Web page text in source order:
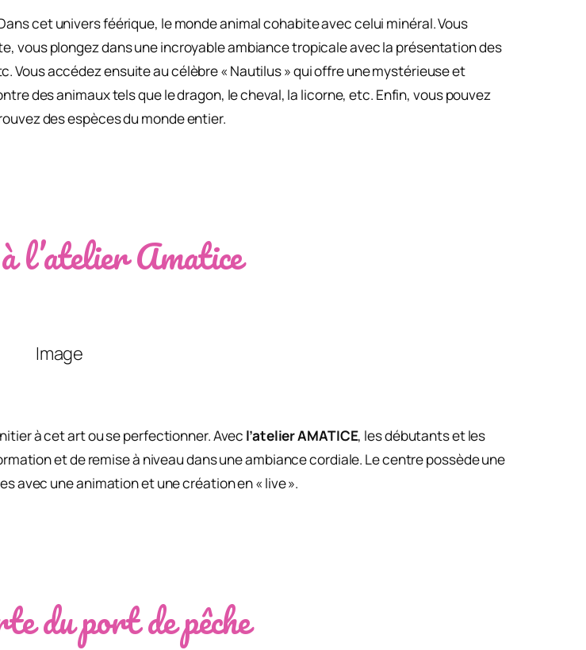
cet univers féérique, le monde animal cohabite avec celui minéral. Vous
vous plongez dans une incroyable ambiance tropicale avec la présentation des
Vous accédez ensuite au célèbre « Nautilus » qui offre une mystérieuse et
des animaux tels que le dragon, le cheval, la licorne, etc. Enfin, vous pouvez
des espèces du monde entier.
l’atelier Amatice
à cet art ou se perfectionner. Avec l’atelier AMATICE, les débutants et les
et de remise à niveau dans une ambiance cordiale. Le centre possède une
avec une animation et une création en « live ».
du port de pêche